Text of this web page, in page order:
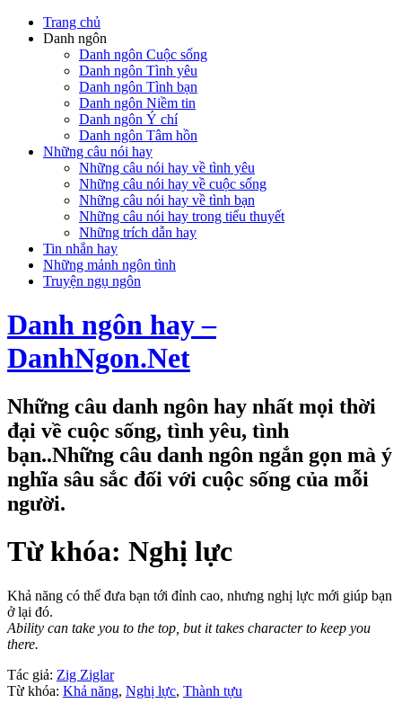
Trang chủ
Danh ngôn
Danh ngôn Cuộc sống
Danh ngôn Tình yêu
Danh ngôn Tình bạn
Danh ngôn Niềm tin
Danh ngôn Ý chí
Danh ngôn Tâm hồn
Những câu nói hay
Những câu nói hay về tình yêu
Những câu nói hay về cuộc sống
Những câu nói hay về tình bạn
Những câu nói hay trong tiểu thuyết
Những trích dẫn hay
Tin nhắn hay
Những mảnh ngôn tình
Truyện ngụ ngôn
Danh ngôn hay –
DanhNgon.Net
Những câu danh ngôn hay nhất mọi thời
đại về cuộc sống, tình yêu, tình
bạn..Những câu danh ngôn ngắn gọn mà ý
nghĩa sâu sắc đối với cuộc sống của mỗi
người.
Từ khóa: Nghị lực
Khả năng có thể đưa bạn tới đỉnh cao, nhưng nghị lực mới giúp bạn
ở lại đó.
Ability can take you to the top, but it takes character to keep you
there.
Tác giả: Zig Ziglar
Từ khóa: Khả năng, Nghị lực, Thành tựu